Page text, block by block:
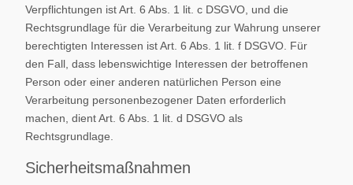
Verpflichtungen ist Art. 6 Abs. 1 lit. c DSGVO, und die
Rechtsgrundlage für die Verarbeitung zur Wahrung unserer
berechtigten Interessen ist Art. 6 Abs. 1 lit. f DSGVO. Für
den Fall, dass lebenswichtige Interessen der betroffenen
Person oder einer anderen natürlichen Person eine
Verarbeitung personenbezogener Daten erforderlich
machen, dient Art. 6 Abs. 1 lit. d DSGVO als
Rechtsgrundlage.
Sicherheitsmaßnahmen